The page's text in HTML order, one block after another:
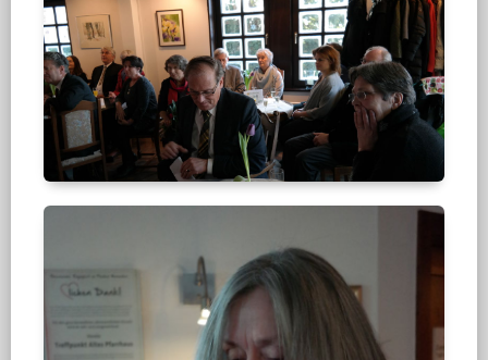
Degener,
Landrat
B.
Reuter